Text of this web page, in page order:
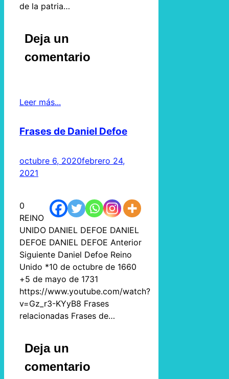
de la patria…
Deja un
comentario
Leer más...
Frases de Daniel Defoe
octubre 6, 2020febrero 24,
2021
0
REINO
UNIDO DANIEL DEFOE DANIEL
DEFOE DANIEL DEFOE Anterior
Siguiente Daniel Defoe Reino
Unido *10 de octubre de 1660
+5 de mayo de 1731
https://www.youtube.com/watch?
v=Gz_r3-KYyB8 Frases
relacionadas Frases de…
Deja un
comentario